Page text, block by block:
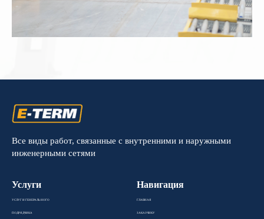
Все виды работ, связанные с внутренними и наружными
инженерными сетями
Навигация
ГЛАВНАЯ
ЗАКАЗЧИКУ
Услуги
УСЛУГИ ГЕНЕРАЛЬНОГО
ПОДРЯДЧИКА